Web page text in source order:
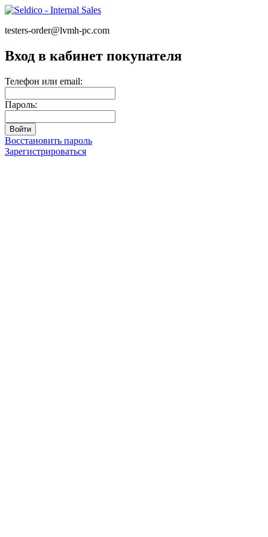
testers-order@lvmh-pc.com
Вход в кабинет покупателя
Телефон или email:
Пароль:
Восстановить пароль
Зарегистрироваться